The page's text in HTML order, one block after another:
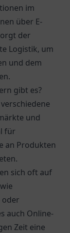
im
über E-
der
Logistik, um
und dem
gibt es?
und
für
an Produkten
sich oft auf
oder
auch Online-
Zeit eine